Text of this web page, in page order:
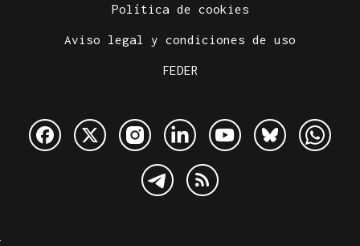
Política de cookies
Aviso legal y condiciones de uso
FEDER